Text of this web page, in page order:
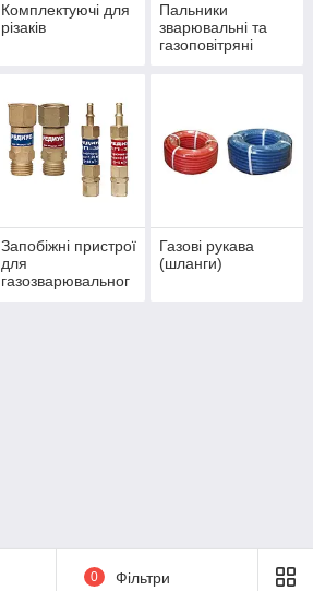
Комплектуючі для
різаків
Пальники
зварювальні та
газоповітряні
Запобіжні пристрої
для
газозварювальног
Газові рукава
(шланги)
0 Фільтри